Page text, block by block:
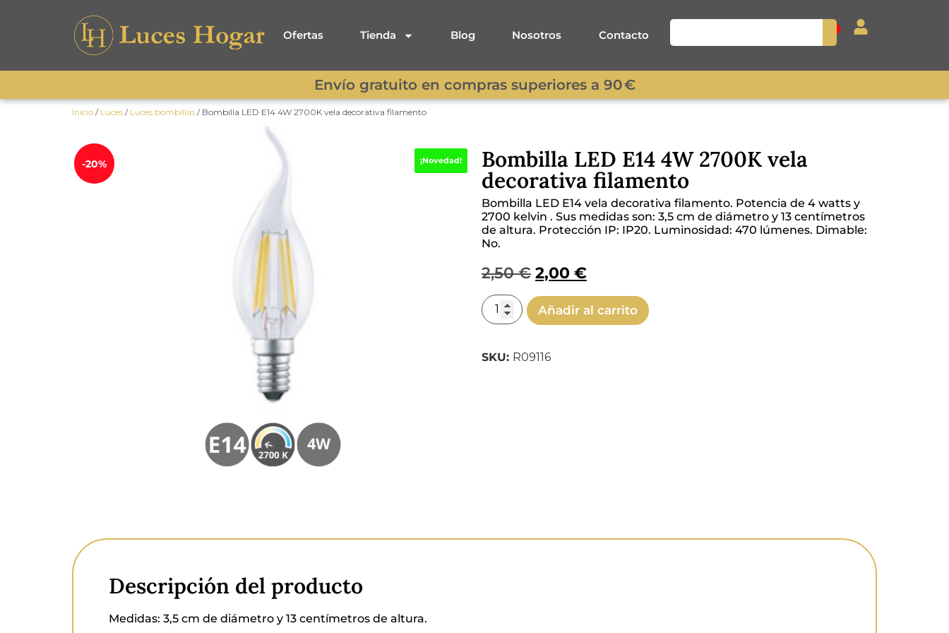
Ofertas Tienda Blog Nosotros Contacto
Envío gratuito en compras superiores a 90 €
Inicio / Luces / Luces bombillas / Bombilla LED E14 4W 2700K vela decorativa filamento
-20% ¡Novedad! Bombilla LED E14 4W 2700K vela
decorativa filamento
Bombilla LED E14 vela decorativa filamento. Potencia de 4 watts y
2700 kelvin . Sus medidas son: 3,5 cm de diámetro y 13 centímetros
de altura. Protección IP: IP20. Luminosidad: 470 lúmenes. Dimable:
No.
2,50€ 2,00 €
Añadir al carrito
SKU: R09116
Descripción del producto
Medidas: 3,5 cm de diámetro y 13 centímetros de altura.